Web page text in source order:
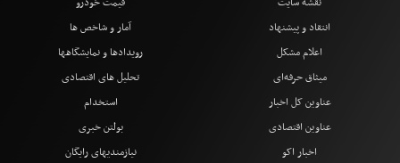
انتقاد و پیشنهاد
اعلام مشکل
میثاق حرفه‌ای
آمار و شاخص ها
رویدادها و نمایشگاهها
تحلیل های اقتصادی
عناوین کل اخبار
عناوین اقتصادی
اخبار اکو
استخدام
بولتن خبری
نیازمندیهای رایگان